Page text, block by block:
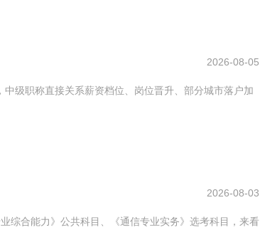
2026-08-05
级职称直接关系薪资档位、岗位晋升、部分城市落户加
2026-08-03
综合能力》公共科目、《通信专业实务》选考科目，来看